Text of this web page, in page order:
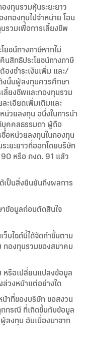
งทุนรวมหุ้นระยะยาว
กองทุนไปจำหน่าย โอน
รวมเพื่อการเลี้ยงชีพ
ยชน์ทางภาษีหากไม่
นสิทธิประโยชน์ทางภาษี
องชำระเงินเพิ่ม และ/
งนั้นผู้ลงทุนควรศึกษา
ลี้ยงชีพและกองทุนรวม
ะเอียดเพิ่มเติมและ
วยลงทุน อนึ่งในการนำ
บุคคลธรรมดา ผู้ถือ
อหน่วยลงทุนในกองทุน
ะยะยาวที่ออกโดยบริษัท
หรือ ภงด. 91 แล้ว
เป็นสิ่งยืนยันถึงผลการ
ข้อมูลก่อนตัดสินใจ
บไซด์นี้ได้จัดทำขึ้นตาม
กองทุนรวมของสมาคม
หรือเปลี่ยนแปลงข้อมูล
ล่วงหน้าแต่อย่างใด
าที่ของบริษัท ขอสงวน
กรณี ที่เกิดขึ้นกับข้อมูล
ลงทุน อันเนื่องมาจาก